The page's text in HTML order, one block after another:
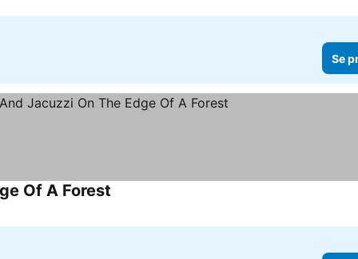
Se
Of A Forest